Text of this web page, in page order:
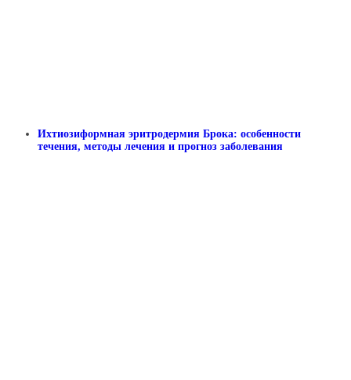
Ихтиозиформная эритродермия Брока: особенности
течения, методы лечения и прогноз заболевания